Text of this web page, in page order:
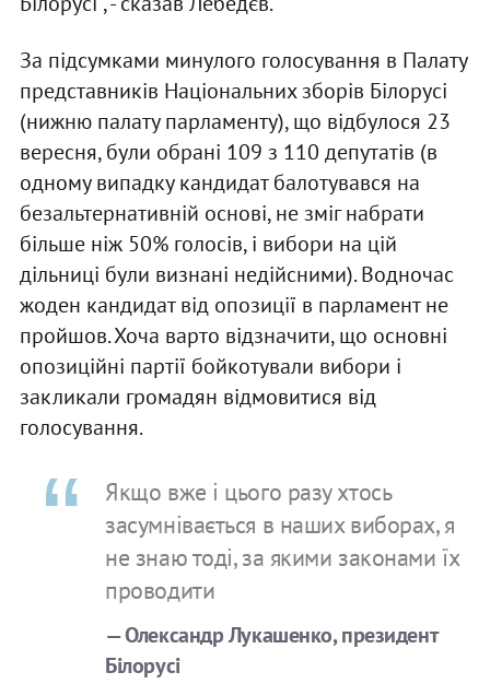
За підсумками минулого голосування в Палату
представників Національних зборів Білорусі
(нижню палату парламенту), що відбулося 23
вересня, були обрані 109 з 110 депутатів (в
одному випадку кандидат балотувався на
безальтернативній основі, не зміг набрати
більше ніж 50% голосів, і вибори на цій
дільниці були визнані недійсними). Водночас
жоден кандидат від опозиції в парламент не
пройшов. Хоча варто відзначити, що основні
опозиційні партії бойкотували вибори і
закликали громадян відмовитися від
голосування.
Якщо вже і цього разу хтось
засумнівається в наших виборах, я
не знаю тоді, за якими законами їх
проводити
— Олександр Лукашенко, президент
Білорусі